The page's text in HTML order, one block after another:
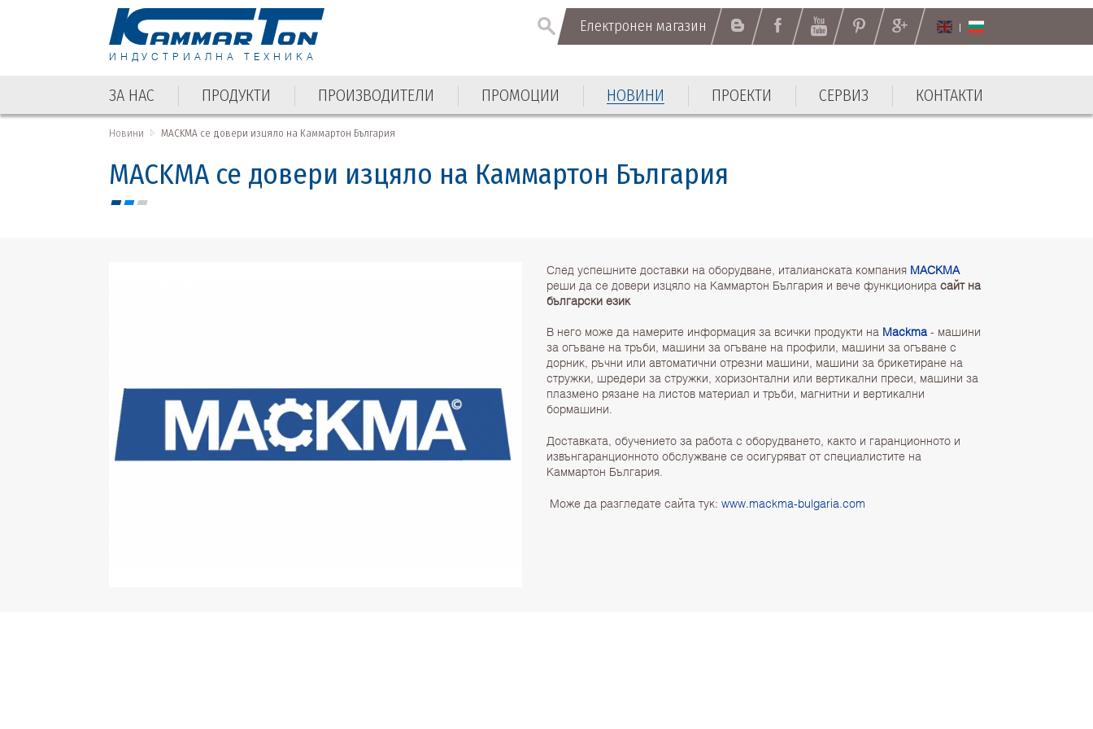
ИНДУСТРИАЛНА ТЕХНИКА
Електронен магазин
ЗА НАС ПРОДУКТИ ПРОИЗВОДИТЕЛИ ПРОМОЦИИ НОВИНИ ПРОЕКТИ СЕРВИЗ КОНТАКТИ
Електронен магазин
ЗА НАС ПРОДУКТИ
Новини MACKMA се довери изцяло на Каммартон България
MACKMA се довери изцяло на Каммартон България
След успешните доставки на оборудване, италианската компания MACKMA
реши да се довери изцяло на Каммартон България и вече функционира сайт на
български език
В него може да намерите информация за всички продукти на Mackma - машини
за огъване на тръби, машини за огъване на профили, машини за огъване с
дорник, ръчни или автоматични отрезни машини, машини за брикетиране на
стружки, шредери за стружки, хоризонтални или вертикални преси, машини за
плазмено рязане на листов материал и тръби, магнитни и вертикални
бормашини.
Доставката, обучението за работа с оборудването, както и гаранционното и
извънгаранционното обслужване се осигуряват от специалистите на
Каммартон България.
Може да разгледате сайта тук: www.mackma-bulgaria.com